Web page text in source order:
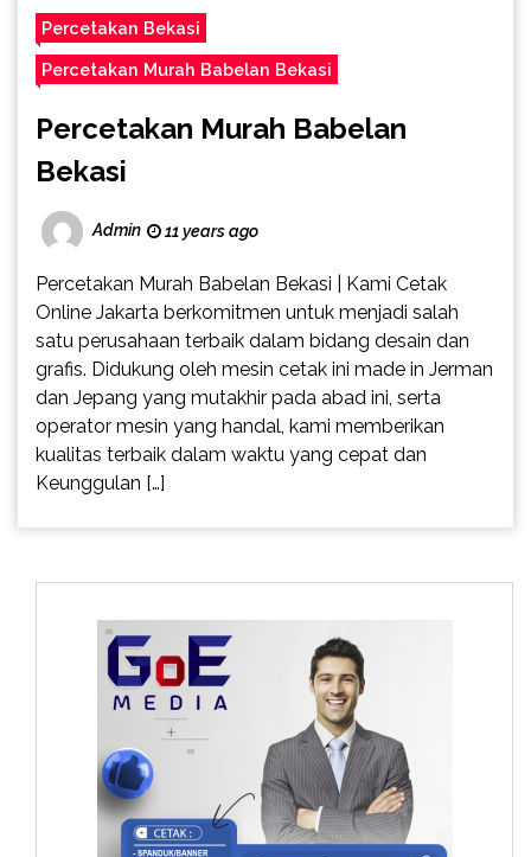
Percetakan Bekasi
Percetakan Murah Babelan Bekasi
Percetakan Murah Babelan
Bekasi
Admin 11 years ago
Percetakan Murah Babelan Bekasi | Kami Cetak
Online Jakarta berkomitmen untuk menjadi salah
satu perusahaan terbaik dalam bidang desain dan
grafis. Didukung oleh mesin cetak ini made in Jerman
dan Jepang yang mutakhir pada abad ini, serta
operator mesin yang handal, kami memberikan
kualitas terbaik dalam waktu yang cepat dan
Keunggulan […]